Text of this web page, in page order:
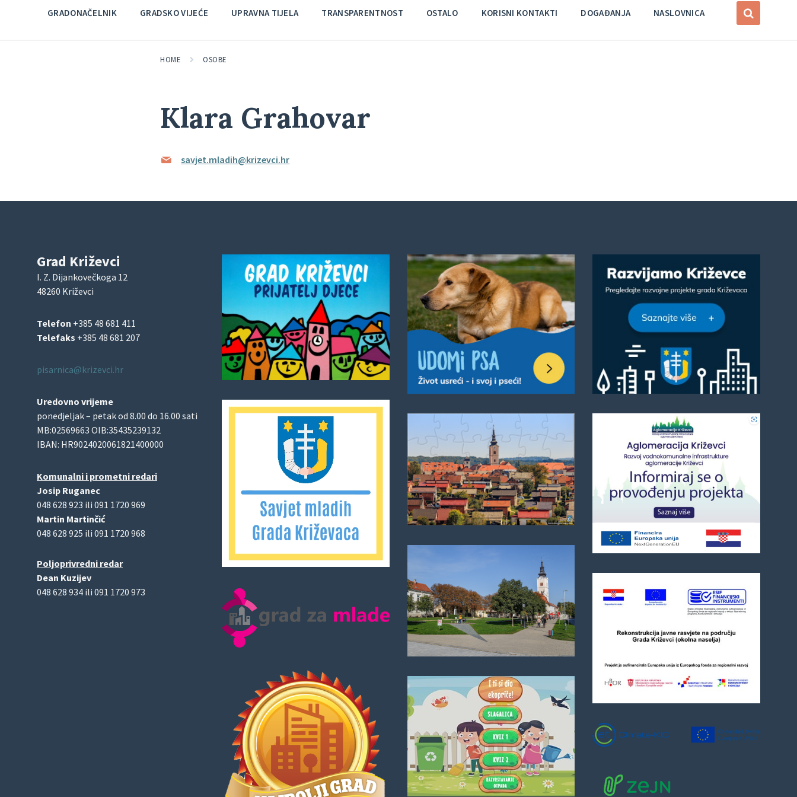
GRADONAČELNIK GRADSKO VIJEĆE UPRAVNA TIJELA TRANSPARENTNOST OSTALO KORISNI KONTAKTI DOGAĐANJA NASLOVNICA
HOME OSOBE
Klara Grahovar
savjet.mladih@krizevci.hr
Grad Križevci
I. Z. Dijankovečkoga 12
48260 Križevci
Telefon +385 48 681 411
Telefaks +385 48 681 207
pisarnica@krizevci.hr
Uredovno vrijeme
ponedjeljak – petak od 8.00 do 16.00 sati
MB:02569663 OIB:35435239132
IBAN: HR9024020061821400000
Komunalni i prometni redari
Josip Ruganec
048 628 923 ili 091 1720 969
Martin Martinčić
048 628 925 ili 091 1720 968
Poljoprivredni redar
Dean Kuzijev
048 628 934 ili 091 1720 973